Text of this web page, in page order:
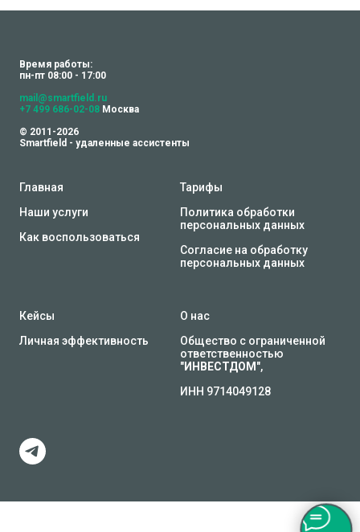
Время работы:
пн-пт 08:00 - 17:00
mail@smartfield.ru
+7 499 686-02-08 Москва
© 2011-2026
Smartfield - удаленные ассистенты
Главная
Наши услуги
Как воспользоваться
Тарифы
Политика обработки
персональных данных
Согласие на обработку
персональных данных
Кейсы
Личная эффективность
О нас
Общество с ограниченной
ответственностью
"ИНВЕСТДОМ ",
ИНН 9714049128